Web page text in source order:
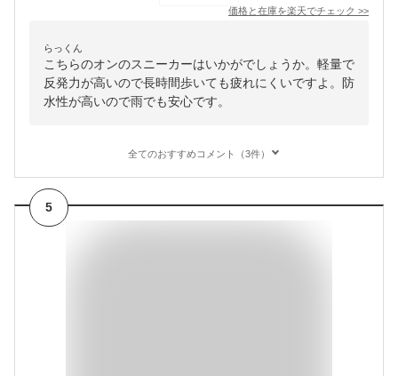
価格と在庫を楽天でチェック >>
らっくん
こちらのオンのスニーカーはいかがでしょうか。軽量で
反発力が高いので長時間歩いても疲れにくいですよ。防
水性が高いので雨でも安心です。
全てのおすすめコメント（3件）
5